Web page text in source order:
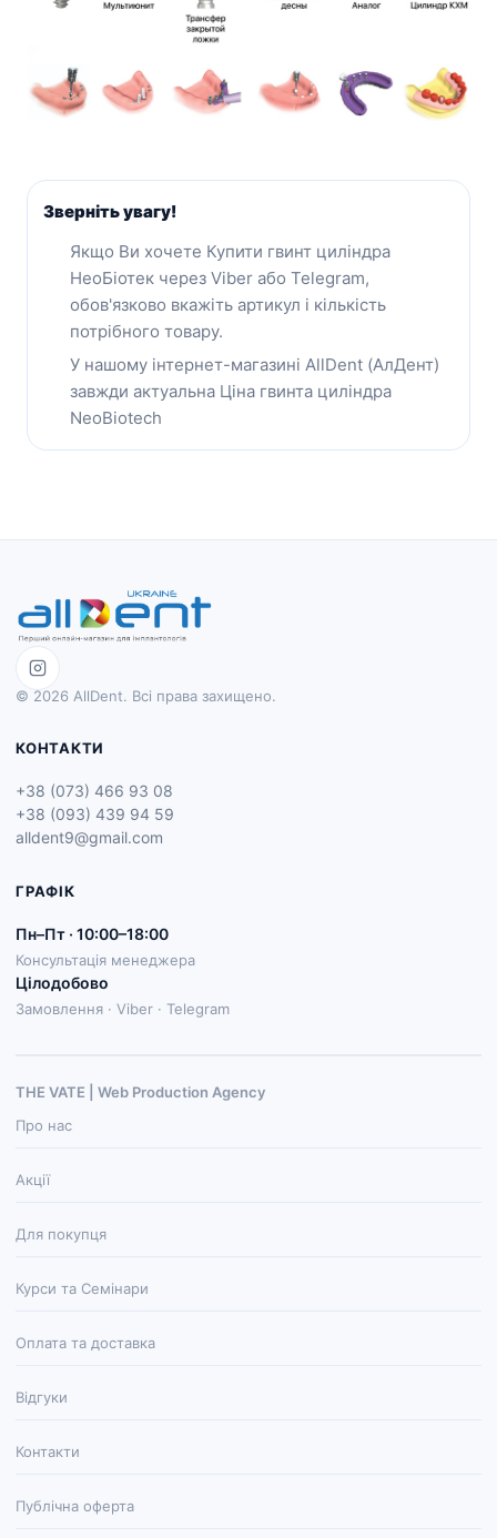
Зверніть увагу!
Якщо Ви хочете Купити гвинт циліндра
НеоБіотек через Viber або Telegram,
обов'язково вкажіть артикул і кількість
потрібного товару.
У нашому інтернет-магазині AllDent (АлДент)
завжди актуальна Ціна гвинта циліндра
NeoBiotech
© 2026 AllDent. Всі права захищено.
КОНТАКТИ
+38 (073) 466 93 08
+38 (093) 439 94 59
alldent9@gmail.com
ГРАФІК
Пн–Пт · 10:00–18:00
Консультація менеджера
Цілодобово
Замовлення · Viber · Telegram
THE VATE | Web Production Agenсy
Про нас
Акції
Для покупця
Курси та Семінари
Оплата та доставка
Відгуки
Контакти
Публічна оферта